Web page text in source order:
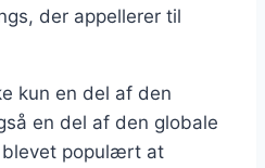
der appellerer til
kun en del af den
en del af den globale
blevet populært at